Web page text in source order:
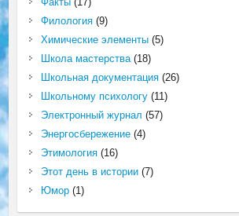
Филология(9)
Химические элементы(5)
Школа мастерства(18)
Школьная документация(26)
Школьному психологу(11)
Электронный журнал (57)
Энергосбережение(4)
Этимология(16)
Этот день в истории(7)
Юмор(1)